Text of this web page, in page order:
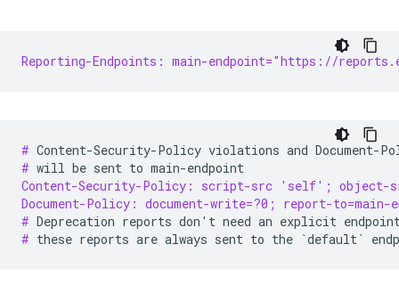
Reporting-Endpoints: main-endpoint="https://
# Content-Security-Policy violations and Document-
# will be sent to
Content-Security-Policy: script-src 'self'; object-
Document-Policy: document-write=?0; report-to=main-
# Deprecation reports don ' t need an explicit
# these reports are always sent to the `default `